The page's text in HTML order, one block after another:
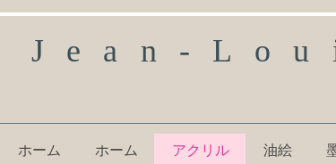
Jean-
ホーム ホーム アクリル 油絵